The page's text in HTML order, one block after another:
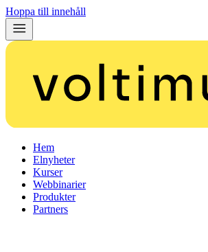
Hoppa till innehåll
Hem
Elnyheter
Kurser
Webbinarier
Produkter
Partners